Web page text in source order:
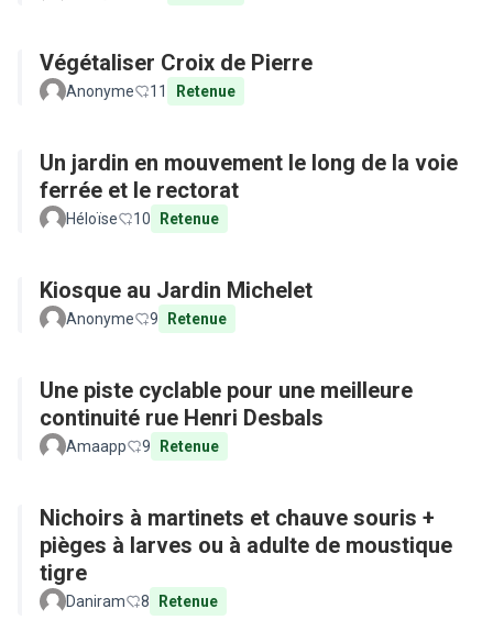
Végétaliser Croix de Pierre
Anonyme 11 Retenue
Un jardin en mouvement le long de la voie
ferrée et le rectorat
Héloïse 10 Retenue
Kiosque au Jardin Michelet
Anonyme 9 Retenue
Une piste cyclable pour une meilleure
continuité rue Henri Desbals
Amaapp 9 Retenue
Nichoirs à martinets et chauve souris +
pièges à larves ou à adulte de moustique
tigre
Daniram 8 Retenue